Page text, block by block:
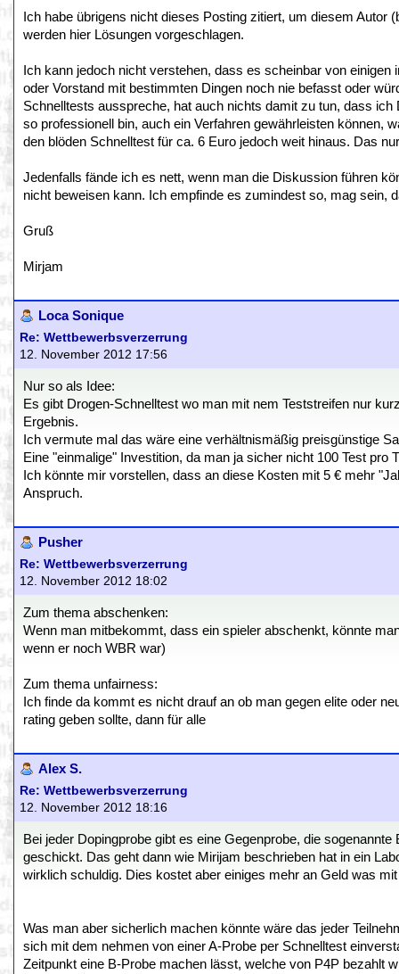
Ich habe übrigens nicht dieses Posting zitiert, um diesem
werden hier Lösungen vorgeschlagen.
Ich kann jedoch nicht verstehen, dass es scheinbar von
oder Vorstand mit bestimmten Dingen noch nie befasst oder
Schnelltests ausspreche, hat auch nichts damit zu tun, dass
so professionell bin, auch ein Verfahren gewährleisten können,
den blöden Schnelltest für ca. 6 Euro jedoch weit hinaus. Das
Jedenfalls fände ich es nett, wenn man die Diskussion führen
nicht beweisen kann. Ich empfinde es zumindest so, mag sein,
Gruß
Mirjam
Loca Sonique
Re: Wettbewerbsverzerrung
12. November 2012 17:56
Nur so als Idee:
Es gibt Drogen-Schnelltest wo man mit nem Teststreifen nur
Ergebnis.
Ich vermute mal das wäre eine verhältnismäßig preisgünstige
Eine "einmalige" Investition, da man ja sicher nicht 100 Test
Ich könnte mir vorstellen, dass an diese Kosten mit 5 € mehr
Anspruch.
Pusher
Re: Wettbewerbsverzerrung
12. November 2012 18:02
Zum thema abschenken:
Wenn man mitbekommt, dass ein spieler abschenkt, könnte
wenn er noch WBR war)
Zum thema unfairness:
Ich finde da kommt es nicht drauf an ob man gegen elite oder
rating geben sollte, dann für alle
Alex S.
Re: Wettbewerbsverzerrung
12. November 2012 18:16
Bei jeder Dopingprobe gibt es eine Gegenprobe, die
geschickt. Das geht dann wie Mirijam beschrieben hat in ein
wirklich schuldig. Dies kostet aber einiges mehr an Geld was
Was man aber sicherlich machen könnte wäre das jeder
sich mit dem nehmen von einer A-Probe per Schnelltest
Zeitpunkt eine B-Probe machen lässt, welche von P4P bezahlt